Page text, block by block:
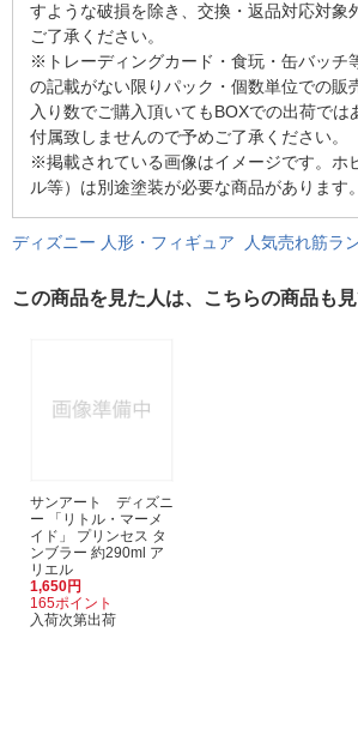
すような破損を除き、交換・返品対応対象
ご了承ください。
※トレーディングカード・食玩・缶バッチ
の記載がない限りパック・個数単位での販
入り数でご購入頂いてもBOXでの出荷では
付属致しませんので予めご了承ください。
※掲載されている画像はイメージです。ホ
ル等）は別途塗装が必要な商品があります。
ディズニー 人形・フィギュア 人気売れ筋ラ
この商品を見た人は、こちらの商品も
サンアート ディズニ
ー 「リトル・マーメ
イド」 プリンセス タ
ンブラー 約290ml ア
リエル
1,650円
165ポイント
入荷次第出荷